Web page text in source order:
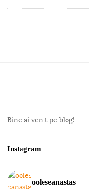
Bine ai venit pe blog!
Instagram
ooleseanastas